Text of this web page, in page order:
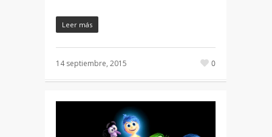
Leer más
14 septiembre, 2015 0